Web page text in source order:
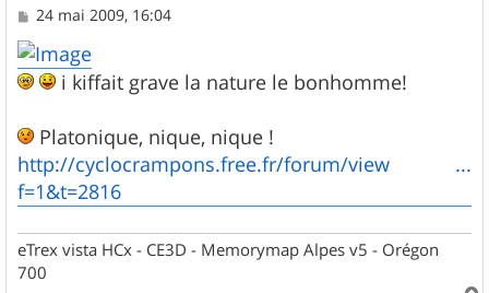
M
s
s
a
24 mai 2009, 16:04
i kiffait grave la nature le bonhomme!
Platonique, nique, nique !
http://cyclocrampons.free.fr/forum/view ...
f=1&t=2816
eTrex vista HCx - CE3D - Memorymap Alpes v5 - Orégon
700